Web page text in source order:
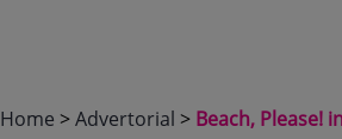
Home >Advertorial > Beach, Please!